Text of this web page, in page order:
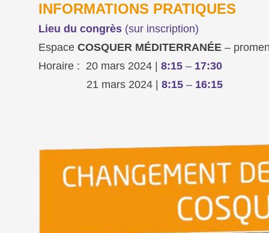
INFORMATIONS PRATIQUES
Lieu du congrès (sur inscription)
Espace COSQUER MÉDITERRANÉE –
Horaire : 20 mars 2024 | 8:15 – 17:30
21 mars 2024 |
8:15 – 16:15